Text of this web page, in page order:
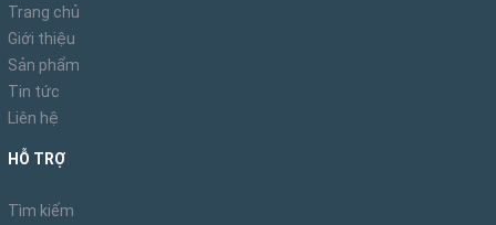
Trang chủ
Giới thiệu
Sản phẩm
Tin tức
Liên hệ
HỖ TRỢ
Tìm kiếm